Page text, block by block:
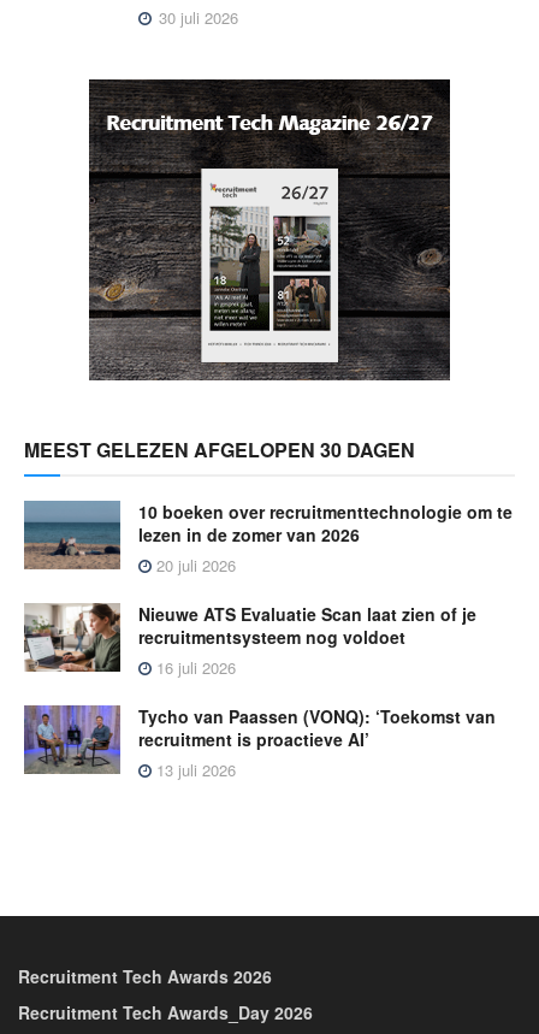
30 juli 2026
MEEST GELEZEN AFGELOPEN 30 DAGEN
10 boeken over recruitmenttechnologie om te
lezen in de zomer van 2026
20 juli 2026
Nieuwe ATS Evaluatie Scan laat zien of je
recruitmentsysteem nog voldoet
16 juli 2026
Tycho van Paassen (VONQ): ‘Toekomst van
recruitment is proactieve AI’
13 juli 2026
Recruitment Tech Awards 2026
Recruitment Tech Awards_Day 2026